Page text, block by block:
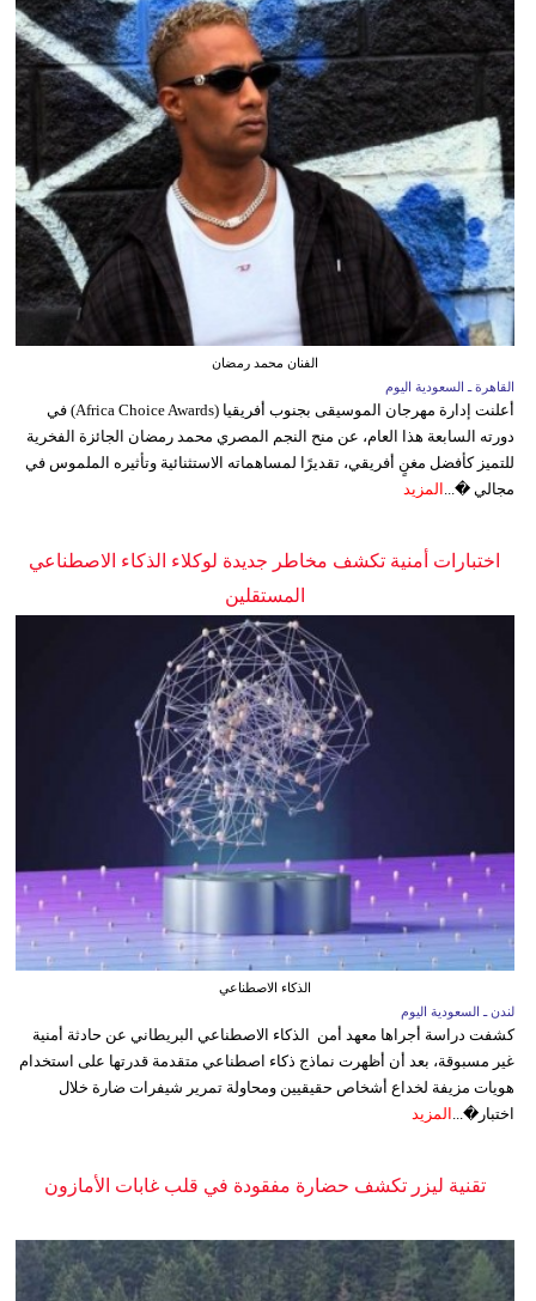
الفنان محمد رمضان
القاهرة ـ السعودية اليوم
أعلنت إدارة مهرجان الموسيقى بجنوب أفريقيا (Africa Choice Awards) في
دورته السابعة هذا العام، عن منح النجم المصري محمد رمضان الجائزة الفخرية
للتميز كأفضل مغنٍ أفريقي، تقديرًا لمساهماته الاستثنائية وتأثيره الملموس في
مجالي �... المزيد
اختبارات أمنية تكشف مخاطر جديدة لوكلاء الذكاء الاصطناعي
المستقلين
الذكاء الاصطناعي
لندن ـ السعودية اليوم
كشفت دراسة أجراها معهد أمن الذكاء الاصطناعي البريطاني عن حادثة أمنية
غير مسبوقة، بعد أن أظهرت نماذج ذكاء اصطناعي متقدمة قدرتها على استخدام
هويات مزيفة لخداع أشخاص حقيقيين ومحاولة تمرير شيفرات ضارة خلال
اختبار�... المزيد
تقنية ليزر تكشف حضارة مفقودة في قلب غابات الأمازون